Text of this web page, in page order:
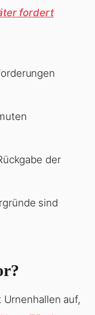
fordert
der
sind
auf,